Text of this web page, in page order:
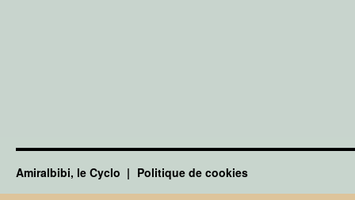
Amiralbibi, le Cyclo Politique de cookies